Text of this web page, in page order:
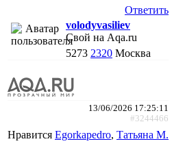
Ответить
volodyvasiliev
Свой на Aqa.ru
5273 2320 Москва
13/06/2026 17:25:11
#3244466
Нравится Egorkapedro, Татьяна М.